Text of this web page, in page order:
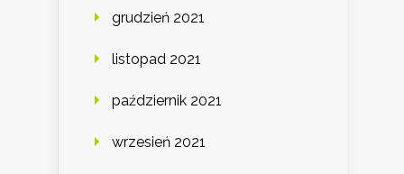
grudzień 2021
listopad 2021
październik 2021
wrzesień 2021